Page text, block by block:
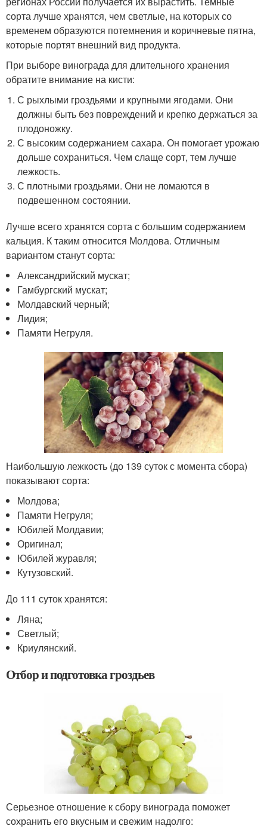
сорта лучше хранятся, чем светлые, на которых со
временем образуются потемнения и коричневые пятна,
которые портят внешний вид продукта.
При выборе винограда для длительного хранения
обратите внимание на кисти:
С рыхлыми гроздьями и крупными ягодами. Они
должны быть без повреждений и крепко держаться за
плодоножку.
С высоким содержанием сахара. Он помогает урожаю
дольше сохраниться. Чем слаще сорт, тем лучше
лежкость.
С плотными гроздьями. Они не ломаются в
подвешенном состоянии.
Лучше всего хранятся сорта с большим содержанием
кальция. К таким относится Молдова. Отличным
вариантом станут сорта:
Александрийский мускат;
Гамбургский мускат;
Молдавский черный;
Лидия;
Памяти Негруля.
Наибольшую лежкость (до 139 суток с момента сбора)
показывают сорта:
Молдова;
Памяти Негруля;
Юбилей Молдавии;
Оригинал;
Юбилей журавля;
Кутузовский.
До 111 суток хранятся:
Ляна;
Светлый;
Криулянский.
Отбор и подготовка гроздьев
Серьезное отношение к сбору винограда поможет
сохранить его вкусным и свежим надолго: